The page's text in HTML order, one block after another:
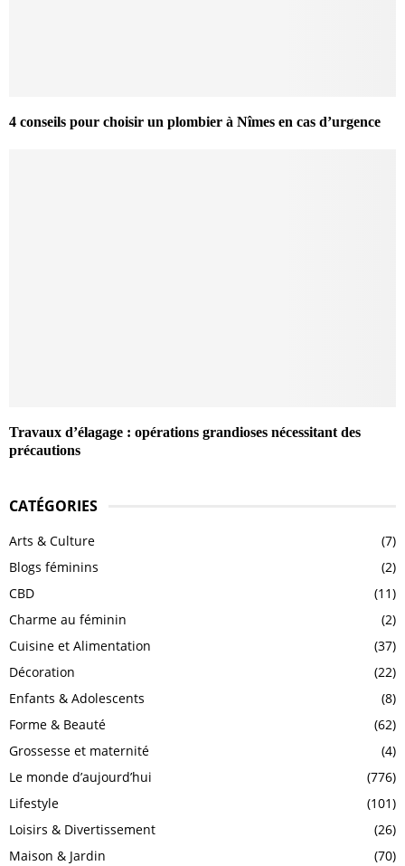
4 conseils pour choisir un plombier à Nîmes en cas d’urgence
Travaux d’élagage : opérations grandioses nécessitant des
précautions
CATÉGORIES
Arts & Culture
(7)
Blogs féminins
(2)
CBD
(11)
Charme au féminin
(2)
Cuisine et Alimentation
(37)
Décoration
(22)
Enfants & Adolescents
(8)
Forme & Beauté
(62)
Grossesse et maternité
(4)
Le monde d’aujourd’hui
(776)
Lifestyle
(101)
Loisirs & Divertissement
(26)
Maison & Jardin
(70)